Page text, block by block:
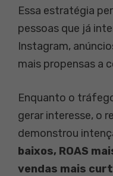
Essa estratégia
pessoas que já
Instagram,
mais propensas a
Enquanto o
gerar interesse, o
demonstrou
baixos, ROAS
vendas mais